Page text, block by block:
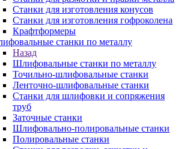
Станки для изготовления конусов
Станки для изготовления гофроколена
Крафтформеры
станки по металлу
Назад
Шлифовальные станки по металлу
Точильно-шлифовальные станки
Ленточно-шлифовальные станки
Станки для шлифовки и сопряжения
труб
Заточные станки
Шлифовально-полировальные станки
Полировальные станки